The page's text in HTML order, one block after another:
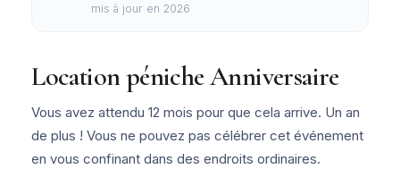
mis à jour en 2026
Location péniche Anniversaire
Vous avez attendu 12 mois pour que cela arrive. Un an
de plus ! Vous ne pouvez pas célébrer cet événement
en vous confinant dans des endroits ordinaires.